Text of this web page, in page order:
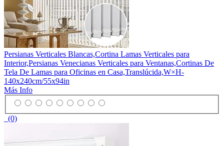
Persianas Verticales Blancas,Cortina Lamas Verticales para
Interior,Persianas Venecianas Verticales para Ventanas,Cortinas De
Tela De Lamas para Oficinas en Casa,Translúcida,W×H-
140x240cm/55x94in
Más Info
(0)